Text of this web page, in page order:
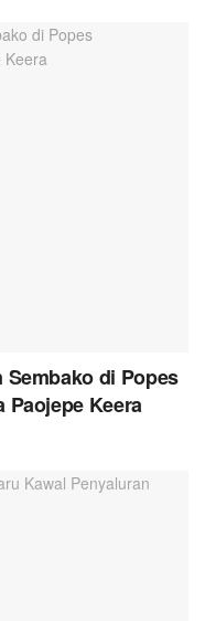
Sembako di Popes
Paojepe Keera